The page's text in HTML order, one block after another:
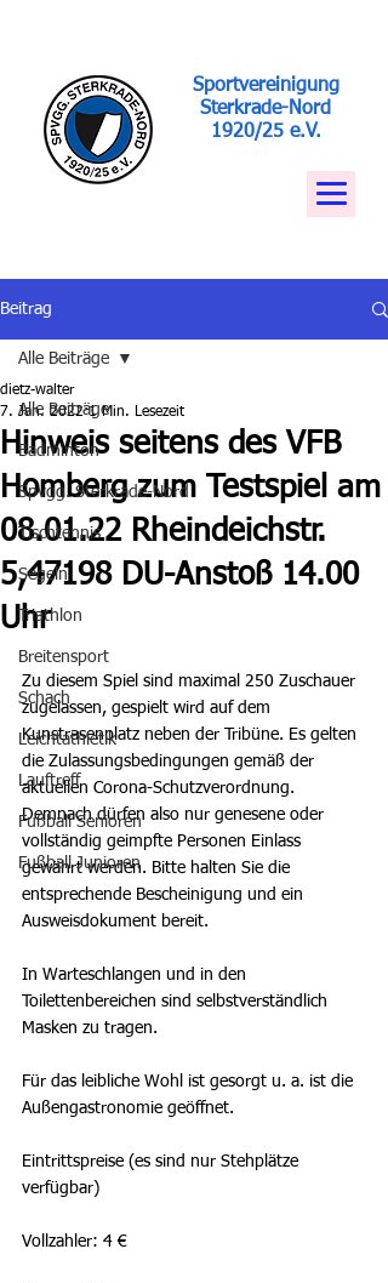
Sportvereinigung
Sterkrade-Nord
1920/25 e.V.
Beitrag
Alle Beiträge
Badminton
Spvgg. Sterkrade-Nord
Tischtennis
Segeln
Triathlon
Breitensport
Schach
Leichtathletik
Lauftreff
Fußball Senioren
Fußball Junioren
Alle Beiträge
Hinweis seitens des VFB
Homberg zum Testspiel am
08.01.22 Rheindeichstr.
5,47198 DU-Anstoß 14.00
Uhr
dietz-walter
7. Jan. 2022 1 Min. Lesezeit
Zu diesem Spiel sind maximal 250 Zuschauer
zugelassen, gespielt wird auf dem
Kunstrasenplatz neben der Tribüne. Es gelten
die Zulassungsbedingungen gemäß der
aktuellen Corona-Schutzverordnung.
Demnach dürfen also nur genesene oder
vollständig geimpfte Personen Einlass
gewährt werden. Bitte halten Sie die
entsprechende Bescheinigung und ein
Ausweisdokument bereit.
In Warteschlangen und in den
Toilettenbereichen sind selbstverständlich
Masken zu tragen.
Für das leibliche Wohl ist gesorgt u. a. ist die
Außengastronomie geöffnet.
Eintrittspreise (es sind nur Stehplätze
verfügbar)
Vollzahler: 4 €